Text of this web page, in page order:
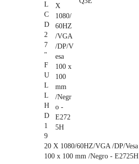
L
C
D
2
7
"
F
U
L
L
H
D
1
9
20 X 1080/60HZ/VGA /DP/Vesa
100 x 100 mm /Negro - E2725H